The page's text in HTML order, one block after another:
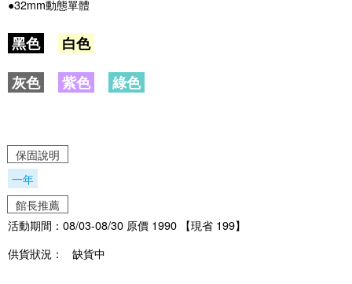
●32mm動態單體
黑色
白色
灰色
紫色 綠色
保固說明
一年
館長推薦
活動期間：08/03-08/30 原價 1990 【現省 199】
供貨狀況：
缺貨中